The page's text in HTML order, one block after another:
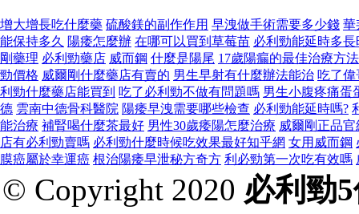
增大增長吃什麼藥 硫酸鎂的副作作用 早洩做手術需要多少錢 華
能保持多久 陽痿怎麼辦 在哪可以買到草莓苗 必利勁能延時多長
剛藥理 必利勁藥店 威而鋼 什麼是陽尾 17歲陽瘺的最佳治療方法
勁價格 威爾剛什麼藥店有賣的 男生早射有什麼辦法能治 吃了
利勁什麼藥店能買到 吃了必利勁不做有問題嗎 男生小腹疼痛蛋
德 雲南中德骨科醫院 陽痿早洩需要哪些檢查 必利勁能延時嗎?
能治療 補腎喝什麼茶最好 男性30歲痿陽怎麼治療 威爾剛正品官
店有必利勁賣嗎 必利勁什麼時候吃效果最好知乎網 女用威而鋼
膜癌屬於幸運癌 根治陽痿早泄秘方奇方 利必勁第一次吃有效嗎
© Copyright 2020 必利勁